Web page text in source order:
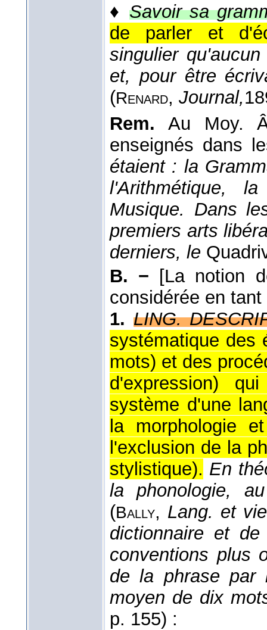
♦ Savoir sa
de parler et
singulier
et, pour être
(Renard, Journal,
Rem.Au Moy.
enseignés dans
étaient : la
l'Arithmétique,
Musique. Dans
premiers arts
derniers, le
B. − [La notion
considérée en
1. LING.
systématique des
mots) et des
d'expression)
système d'une
la morphologie
l'exclusion de la
stylistique). En
la phonologie,
(Bally, Lang. et
dictionnaire et
conventions plus
de la phrase par
moyen de dix
p. 155) :